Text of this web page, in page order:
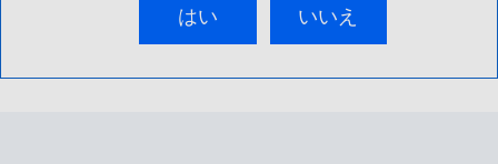
はい いいえ